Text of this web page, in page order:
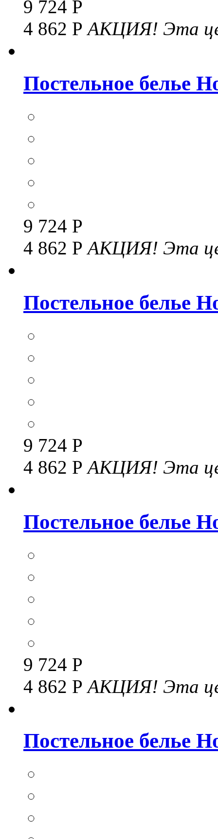
9 724 Р
4 862 РАКЦИЯ! Эта
Постельное белье
9 724 Р
4 862 РАКЦИЯ! Эта
Постельное белье
9 724 Р
4 862 РАКЦИЯ! Эта
Постельное белье
9 724 Р
4 862 Р АКЦИЯ! Эта
Постельное белье